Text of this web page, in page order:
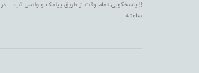
!! پاسخگویی تمام وقت از طریق پیامک و واتس آپ ...
ساعته